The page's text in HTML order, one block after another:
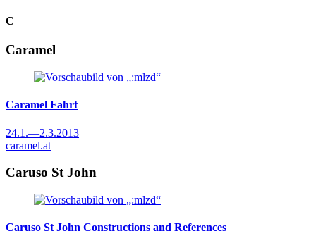
C
Caramel
Caramel Fahrt
24.1.—2.3.2013
caramel.at
Caruso St John
Caruso St John Constructions and References